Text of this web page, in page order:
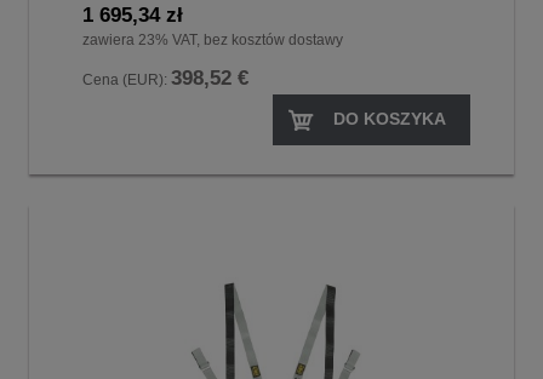
1 695,34 zł
zawiera 23% VAT, bez kosztów dostawy
Cena (EUR): 398,52 €
DO KOSZYKA